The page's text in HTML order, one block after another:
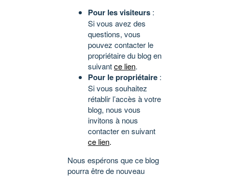
Pour les visiteurs :
Si vous avez des
questions, vous
pouvez contacter le
propriétaire du blog en
suivantce lien.
Pour le propriétaire :
Si vous souhaitez
rétablir l’accès à votre
blog, nous vous
invitons à nous
contacter en suivant
ce lien.
Nous espérons que ce blog
pourra être de nouveau